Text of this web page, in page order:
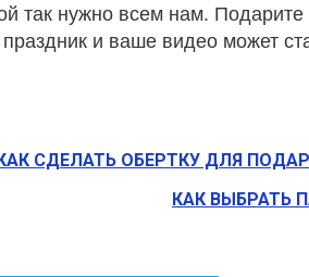
так нужно всем нам.
и ваше видео может
КАК СДЕЛАТЬ ОБЕРТКУ ДЛЯ
КАК ВЫБРАТЬ